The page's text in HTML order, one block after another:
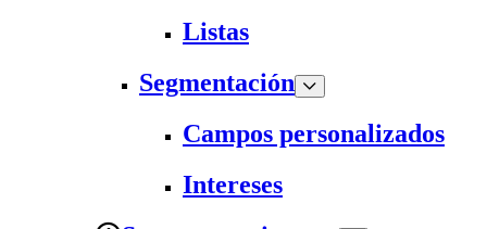
Listas
Segmentación
Campos personalizados
Intereses